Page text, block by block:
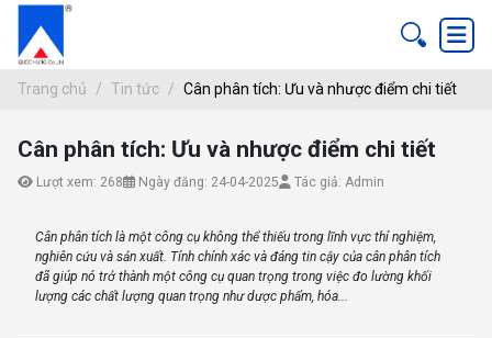
CÂN PHÂN TÍCH: ƯU VÀ NHƯỢC ĐIỂM
chủ
Trang chủ Tin tức Cân phân tích: Ưu và nhược điểm chi tiết
Cân phân tích: Ưu và nhược điểm chi tiết
Lượt xem: 268 Ngày đăng: 24-04-2025 Tác giả: Admin
Cân phân tích là một công cụ không thể thiếu trong lĩnh vực thí nghiệm,
nghiên cứu và sản xuất. Tính chính xác và đáng tin cậy của cân phân tích
đã giúp nó trở thành một công cụ quan trọng trong việc đo lường khối
lượng các chất lượng quan trọng như dược phẩm, hóa...